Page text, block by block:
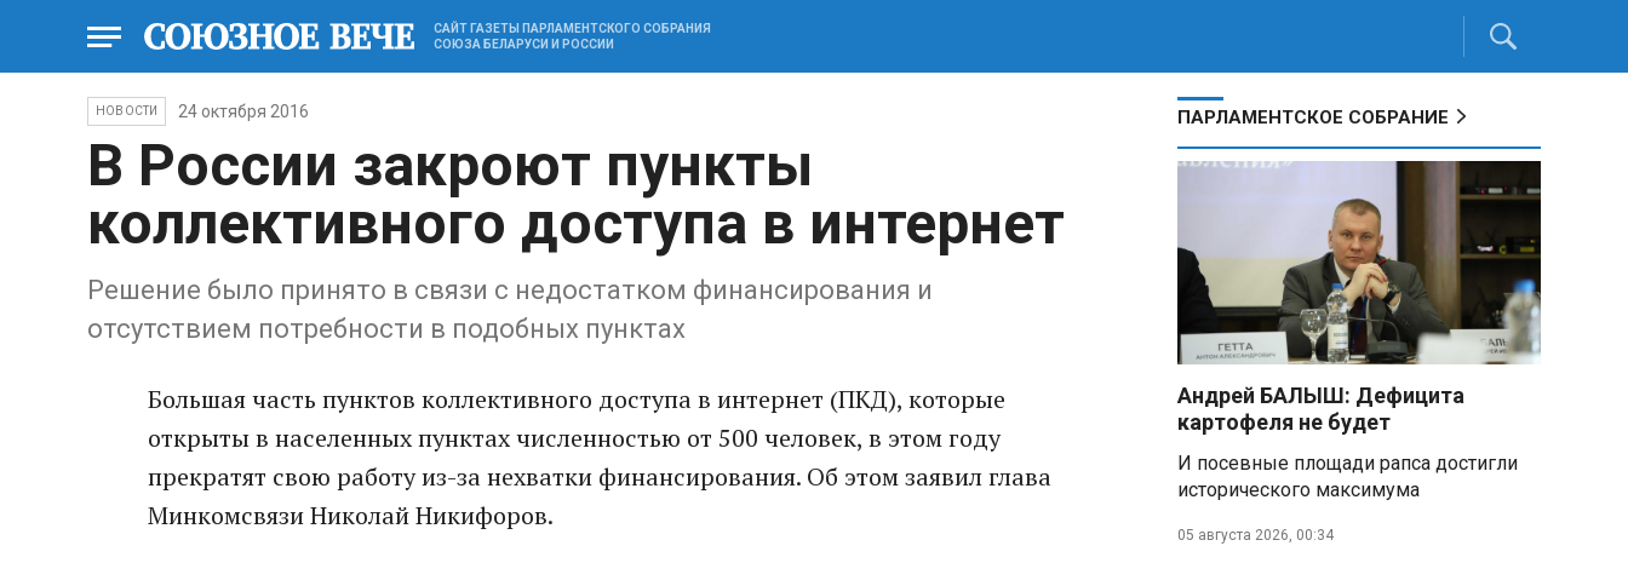
САЙТ ГАЗЕТЫ ПАРЛАМЕНТСКОГО СОБРАНИЯ
СОЮЗА БЕЛАРУСИ И РОССИИ
НОВОСТИ 24 октября 2016
В России закроют пункты
коллективного доступа в интернет
Решение было принято в связи с недостатком финансирования и
отсутствием потребности в подобных пунктах
Большая часть пунктов коллективного доступа в интернет (ПКД), которые
открыты в населенных пунктах численностью от 500 человек, в этом году
прекратят свою работу из-за нехватки финансирования. Об этом заявил глава
Минкомсвязи Николай Никифоров.
ПАРЛАМЕНТСКОЕ СОБРАНИЕ
Андрей БАЛЫШ: Дефицита
картофеля не будет
И посевные площади рапса достигли
исторического максимума
05 августа 2026, 00:34